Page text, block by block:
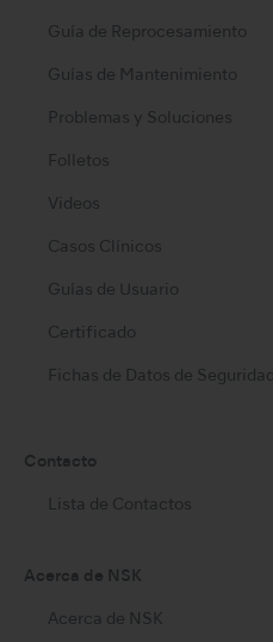
Guía de Reprocesamiento
Guías de Mantenimiento
Problemas y Soluciones
Folletos
Videos
Casos Clínicos
Guías de Usuario
Certificado
Fichas de Datos de Seguridad
Contacto
Lista de Contactos
Acerca de NSK
Acerca de NSK